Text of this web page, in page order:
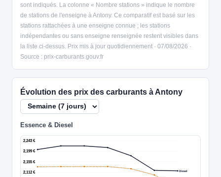
sont indiqués. La colonne « Nombre stations » indique le nombre
de stations de l'enseigne à Antony. Ce comparatif est basé sur les
stations rattachées à une enseigne connue ; les stations
indépendantes ou sans enseigne renseignée restent visibles dans
la liste ci-dessus. Prix mis à jour quotidiennement · 07/08/2026 ·
Source : prix-carburants.gouv.fr
Évolution des prix des carburants à Antony
Essence & Diesel
2,112 €
2,155 €
2,199 €
2,243 €
Diesel